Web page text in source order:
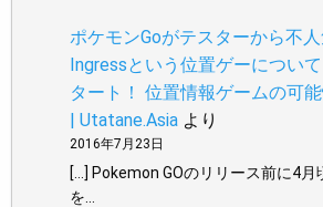
ポケモンGoがテスターから不人
Ingressという位置ゲーについて
タート！ 位置情報ゲームの可
| Utatane.Asia より
2016年7月23日
[…] Pokemon GOのリリース前に4
を…